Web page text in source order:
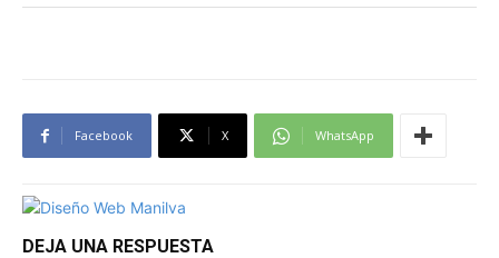
Facebook X WhatsApp
DEJA UNA RESPUESTA